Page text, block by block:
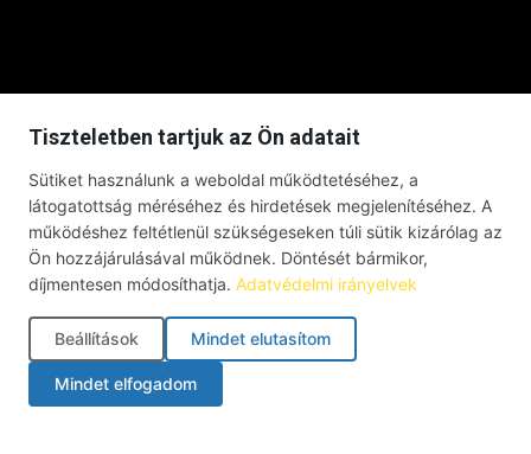
© Debrecenben Hallottam – Minden jog fenntartva – 2026 |
Impresszum
|Adatkezelési tájékoztató
Tiszteletben tartjuk az Ön adatait
Sütiket használunk a weboldal működtetéséhez, a
látogatottság méréséhez és hirdetések megjelenítéséhez. A
működéshez feltétlenül szükségeseken túli sütik kizárólag az
Ön hozzájárulásával működnek. Döntését bármikor,
díjmentesen módosíthatja. Adatvédelmi irányelvek
Beállítások Mindet elutasítom
Mindet elfogadom